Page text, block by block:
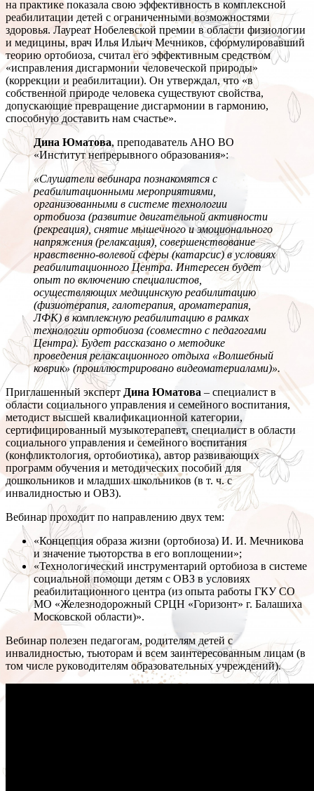
на практике показала свою эффективность в комплексной
реабилитации детей с ограниченными возможностями
здоровья. Лауреат Нобелевской премии в области физиологии
и медицины, врач Илья Ильич Мечников, сформулировавший
теорию ортобиоза, считал его эффективным средством
«исправления дисгармонии человеческой природы»
(коррекции и реабилитации). Он утверждал, что «в
собственной природе человека существуют свойства,
допускающие превращение дисгармонии в гармонию,
способную доставить нам счастье».
Дина Юматова, преподаватель АНО ВО
«Институт непрерывного образования»:
«Слушатели вебинара познакомятся с
реабилитационными мероприятиями,
организованными в системе технологии
ортобиоза (развитие двигательной активности
(рекреация), снятие мышечного и эмоционального
напряжения (релаксация), совершенствование
нравственно-волевой сферы (катарсис) в условиях
реабилитационного Центра. Интересен будет
опыт по включению специалистов,
осуществляющих медицинскую реабилитацию
(физиотерапия, галотерапия, ароматерапия,
ЛФК) в комплексную реабилитацию в рамках
технологии ортобиоза (совместно с педагогами
Центра). Будет рассказано о методике
проведения релаксационного отдыха «Волшебный
коврик» (проиллюстрировано видеоматериалами)».
Приглашенный эксперт Дина Юматова – специалист в
области социального управления и семейного воспитания,
методист высшей квалификационной категории,
сертифицированный музыкотерапевт, специалист в области
социального управления и семейного воспитания
(конфликтология, ортобиотика), автор развивающих
программ обучения и методических пособий для
дошкольников и младших школьников (в т. ч. с
инвалидностью и ОВЗ).
Вебинар проходит по направлению двух тем:
«Концепция образа жизни (ортобиоза) И. И. Мечникова
и значение тьюторства в его воплощении»;
«Технологический инструментарий ортобиоза в системе
социальной помощи детям с ОВЗ в условиях
реабилитационного центра (из опыта работы ГКУ СО
МО «Железнодорожный СРЦН «Горизонт» г. Балашиха
Московской области)».
Вебинар полезен педагогам, родителям детей с
инвалидностью, тьюторам и всем заинтересованным лицам (в
том числе руководителям образовательных учреждений).